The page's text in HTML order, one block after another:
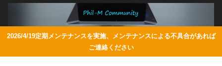
2026/4/19定期メンテナンスを実施、メンテナンスによる不具合があれば
ご連絡ください